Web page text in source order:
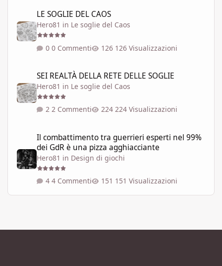
LE SOGLIE DEL CAOS
Hero81 in Le soglie del Caos
0 Commenti 126 Visualizzazioni
SEI REALTÀ DELLA RETE DELLE SOGLIE
Hero81 in Le soglie del Caos
2 Commenti 224 Visualizzazioni
Il combattimento tra guerrieri esperti nel 99%
dei GdR è una pizza agghiacciante
Hero81 in Design di giochi
4 Commenti 151 Visualizzazioni